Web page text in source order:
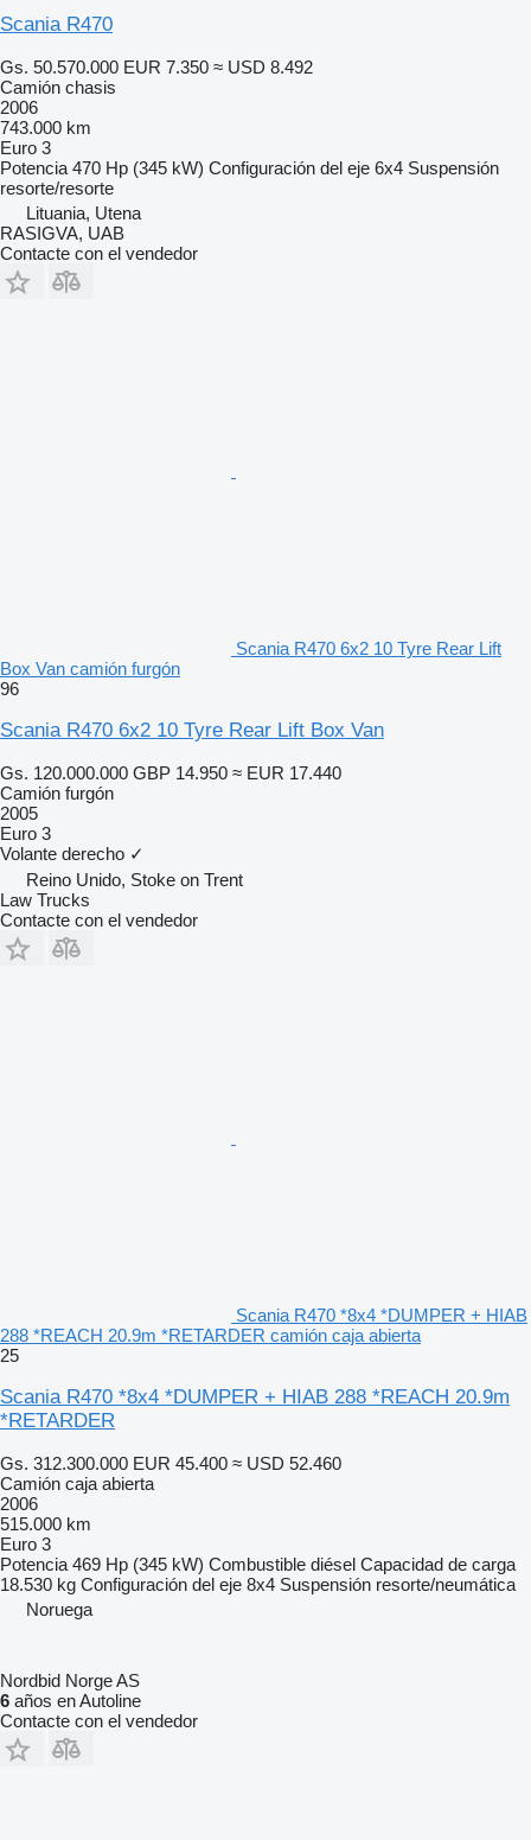
Scania R470
Gs. 50.570.000 EUR 7.350 ≈ USD 8.492
Camión chasis
2006
743.000 km
Euro 3
Potencia 470 Hp (345 kW) Configuración del eje 6x4 Suspensión
resorte/resorte
Lituania, Utena
RASIGVA, UAB
Contacte con el vendedor
Scania R470 6x2 10 Tyre Rear Lift
Box Van camión furgón
96
Scania R470 6x2 10 Tyre Rear Lift Box Van
Gs. 120.000.000 GBP 14.950 ≈ EUR 17.440
Camión furgón
2005
Euro 3
Volante derecho ✓
Reino Unido, Stoke on Trent
Law Trucks
Contacte con el vendedor
Scania R470 *8x4 *DUMPER + HIAB
288 *REACH 20.9m *RETARDER camión caja abierta
25
Scania R470 *8x4 *DUMPER + HIAB 288 *REACH 20.9m
*RETARDER
Gs. 312.300.000 EUR 45.400 ≈ USD 52.460
Camión caja abierta
2006
515.000 km
Euro 3
Potencia 469 Hp (345 kW) Combustible diésel Capacidad de carga
18.530 kg Configuración del eje 8x4 Suspensión resorte/neumática
Noruega
Nordbid Norge AS
6 años en Autoline
Contacte con el vendedor